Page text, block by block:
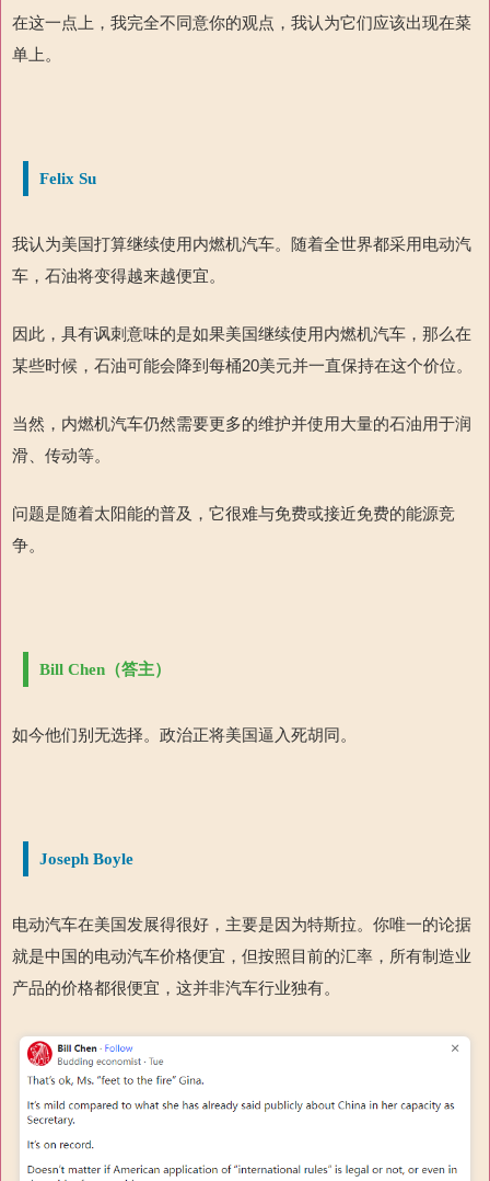
在这一点上，我完全不同意你的观点，我认为它们应该出现在菜
单上。
Felix Su
我认为美国打算继续使用内燃机汽车。随着全世界都采用电动汽
车，石油将变得越来越便宜。
因此，具有讽刺意味的是如果美国继续使用内燃机汽车，那么在
某些时候，石油可能会降到每桶20美元并一直保持在这个价位。
当然，内燃机汽车仍然需要更多的维护并使用大量的石油用于润
滑、传动等。
问题是随着太阳能的普及，它很难与免费或接近免费的能源竞
争。
Bill Chen（答主）
如今他们别无选择。政治正将美国逼入死胡同。
Joseph Boyle
电动汽车在美国发展得很好，主要是因为特斯拉。你唯一的论据
就是中国的电动汽车价格便宜，但按照目前的汇率，所有制造业
产品的价格都很便宜，这并非汽车行业独有。